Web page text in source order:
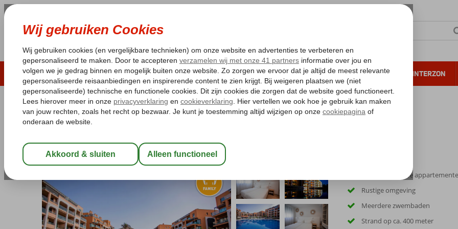
LAST MINUTE ZOMER 2026 ZONVAKANTIE VERRE REIZEN ALL INCLUSIVE WINTERZON
Pakketgarantie Laagsteprijsgarantie* Gratis annuleren*
Home
Spanje Canarische Eilanden
Arguineguin Park by Servatur
Logies-Appartement
Stijlvol ingerichte
Rustige omgeving
Meerdere zwembaden
Strand op ca. 400 meter